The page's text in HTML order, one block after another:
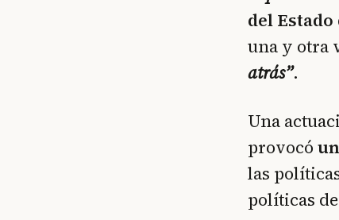
del
una y otra
atrás”.
Una
provocó
las
políticas